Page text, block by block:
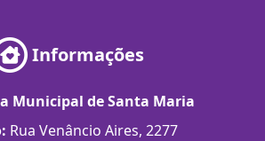
Informações
Municipal de Santa Maria
Rua Venâncio Aires, 2277